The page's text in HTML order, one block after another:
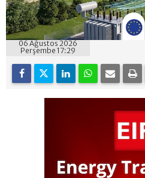
06 Ağustos 2026
Perşembe 17:29